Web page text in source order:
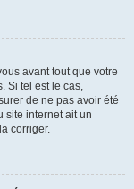
avant tout que votre
Si tel est le cas,
de ne pas avoir été
site internet ait un
corriger.